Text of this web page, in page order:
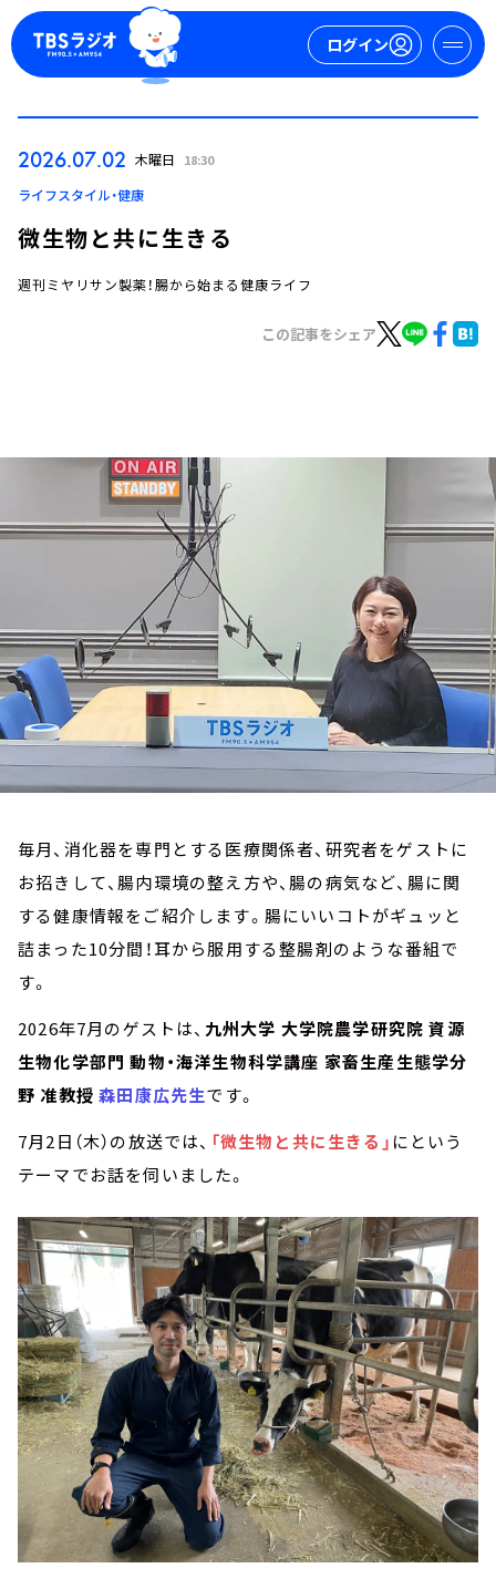
ログイン
ログイン
トピックス
TBS Podcast
お知らせ
イベント・グッズ
2026.07.02 木曜日 18:30
ライフスタイル・健康
微生物と共に生きる
週刊ミヤリサン製薬！腸から始まる健康ライフ
この記事をシェア
毎月、消化器を専門とする医療関係者、研究者をゲストに
お招きして、腸内環境の整え方や、腸の病気など、腸に関
する健康情報をご紹介します。腸にいいコトがギュッと
詰まった10分間！耳から服用する整腸剤のような番組で
す。
2026年7月のゲストは、 九州大学 大学院農学研究院 資源
生物化学部門 動物・海洋生物科学講座 家畜生産生態学分
野 准教授森田康広先生です。
7月2日（木）の放送では、 「微生物と共に生きる」 にという
テーマでお話を伺いました。